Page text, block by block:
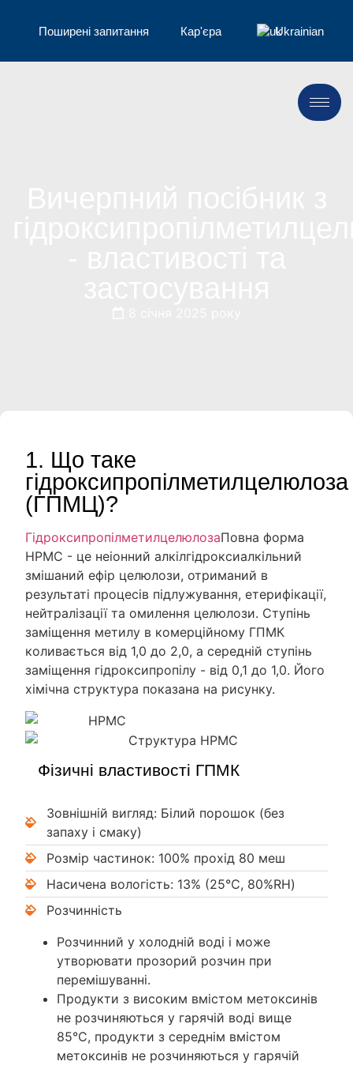
Поширені запитання Кар'єра Ukrainian
1. Що таке
гідроксипропілметилцелюлоза
(ГПМЦ)?
ГідроксипропілметилцелюлозаПовна форма
HPMC - це неіонний алкілгідроксиалкільний
змішаний ефір целюлози, отриманий в
результаті процесів підлужування, етерифікації,
нейтралізації та омилення целюлози. Ступінь
заміщення метилу в комерційному ГПМК
коливається від 1,0 до 2,0, а середній ступінь
заміщення гідроксипропілу - від 0,1 до 1,0. Його
хімічна структура показана на рисунку.
Фізичні властивості ГПМК
Зовнішній вигляд: Білий порошок (без
запаху і смаку)
Розмір частинок: 100% прохід 80 меш
Насичена вологість: 13% (25℃, 80%RH)
Розчинність
Розчинний у холодній воді і може
утворювати прозорий розчин при
перемішуванні.
Продукти з високим вмістом метоксинів
не розчиняються у гарячій воді вище
85°C, продукти з середнім вмістом
метоксинів не розчиняються у гарячій